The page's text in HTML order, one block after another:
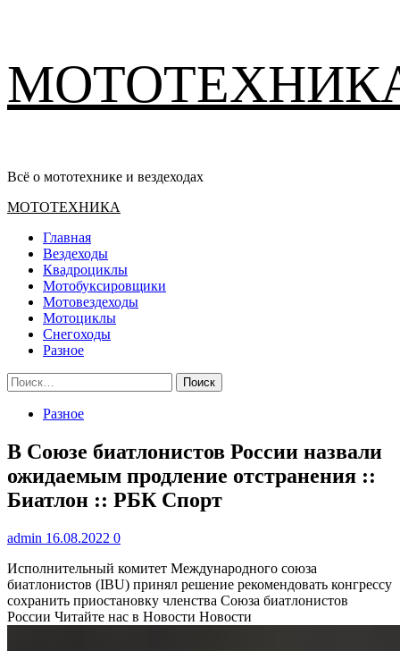
содержимому
Всё о мототехнике и вездеходах
Основное
МОТОТЕХНИКА
Главная
Вездеходы
Квадроциклы
Мотобуксировщики
Мотовездеходы
Мотоциклы
Снегоходы
Разное
Найти:
Разное
В Союзе биатлонистов России назвали
ожидаемым продление отстранения ::
Биатлон :: РБК Спорт
admin 16.08.2022 0
Исполнительный комитет Международного союза
биатлонистов (IBU) принял решение рекомендовать конгрессу
сохранить приостановку членства Союза биатлонистов
России Читайте нас в Новости Новости